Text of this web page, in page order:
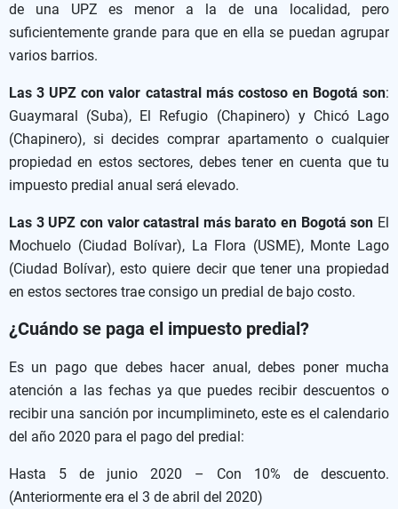
de una UPZ es menor a la de una localidad, pero
suficientemente grande para que en ella se puedan agrupar
varios barrios.
Las 3 UPZ con valor catastral más costoso en Bogotá son:
Guaymaral (Suba), El Refugio (Chapinero) y Chicó Lago
(Chapinero), si decides comprar apartamento o cualquier
propiedad en estos sectores, debes tener en cuenta que tu
impuesto predial anual será elevado.
Las 3 UPZ con valor catastral más barato en Bogotá son El
Mochuelo (Ciudad Bolívar), La Flora (USME), Monte Lago
(Ciudad Bolívar), esto quiere decir que tener una propiedad
en estos sectores trae consigo un predial de bajo costo.
¿Cuándo se paga el impuesto predial?
Es un pago que debes hacer anual, debes poner mucha
atención a las fechas ya que puedes recibir descuentos o
recibir una sanción por incumplimineto, este es el calendario
del año 2020 para el pago del predial:
Hasta 5 de junio 2020 – Con 10% de descuento.
(Anteriormente era el 3 de abril del 2020)